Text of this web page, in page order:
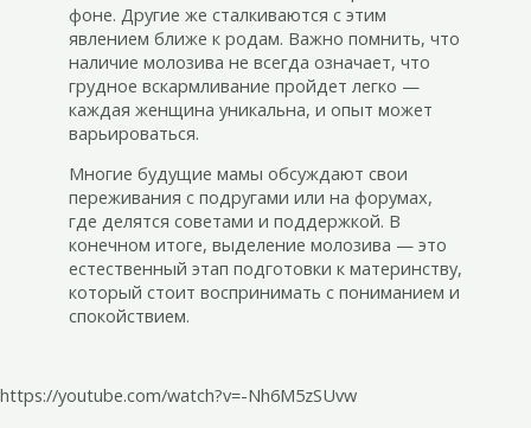
фоне. Другие же сталкиваются с этим
явлением ближе к родам. Важно помнить, что
наличие молозива не всегда означает, что
грудное вскармливание пройдет легко —
каждая женщина уникальна, и опыт может
варьироваться.
Многие будущие мамы обсуждают свои
переживания с подругами или на форумах,
где делятся советами и поддержкой. В
конечном итоге, выделение молозива — это
естественный этап подготовки к материнству,
который стоит воспринимать с пониманием и
спокойствием.
https://youtube.com/watch?v=-Nh6M5zSUvw